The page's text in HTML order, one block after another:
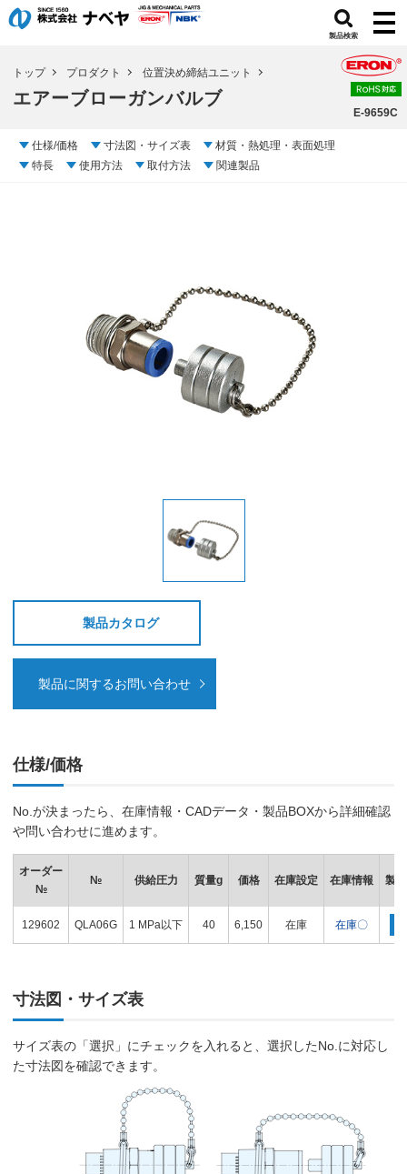
製品検索
トップ プロダクト 位置決め締結ユニット
エアーブローガンバルブ
E-9659C
仕様/価格 寸法図・サイズ表
材質・熱処理・表面処理
特長
使用方法 取付方法 関連製品
製品カタログ
製品に関するお問い合わせ
仕様/価格
No.が決まったら、在庫情報・CADデータ・製品BOXから詳細確認
や問い合わせに進めます。
オーダー
№
№ 供給圧力 質量g 価格 在庫設定 在庫情報 製
129602 QLA06G 1 MPa以下 40 6,150 在庫 在庫〇
寸法図・サイズ表
サイズ表の「選択」にチェックを入れると、選択したNo.に対応し
た寸法図を確認できます。